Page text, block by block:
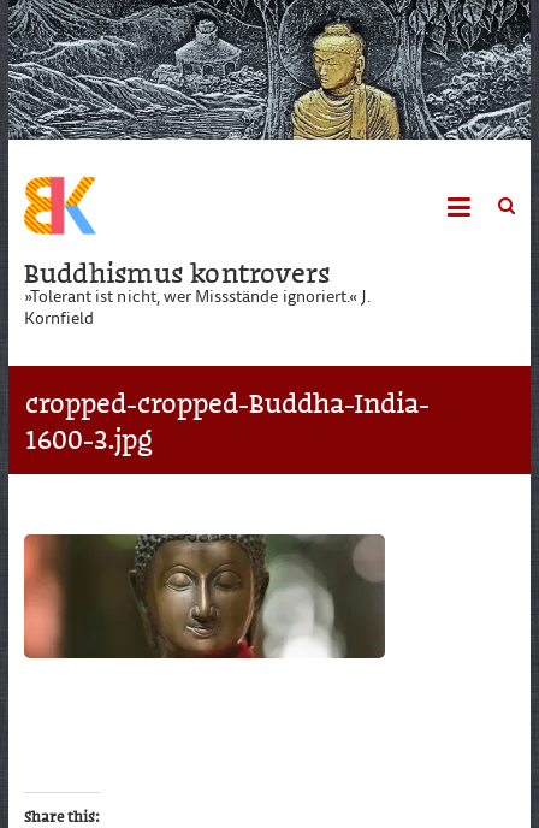
Skip
to
content
Buddhismus kontrovers
»Tolerant ist nicht, wer Missstände ignoriert.« J.
Kornfield
cropped-cropped-Buddha-India-
1600-3.jpg
Share this: